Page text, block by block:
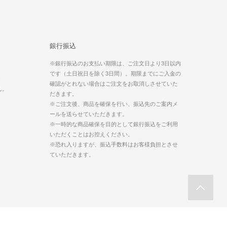
銀行振込
※銀行振込のお支払い期限は、ご注文日より3日以内
です（土日祝日を除く3日間）。期限までにご入金の
確認がとれない場合はご注文をお取消しさせていた
だきます。
※ご注文後、商品を確保を行い、振込先のご案内メ
ールを送らせていただきます。
※一時的な商品確保を目的として銀行振込をご利用
いただくことはお控えください。
※恐れ入りますが、振込手数料はお客様負担とさせ
ていただきます。